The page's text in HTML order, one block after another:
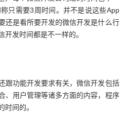
只需要3周时间。并不是说这些App
还是看所要开发的微信开发是什么行
开发时间都是不一样的。
功能开发要求有关，微信开发包括
、用户管理等诸多方面的内容，程序
时间的。